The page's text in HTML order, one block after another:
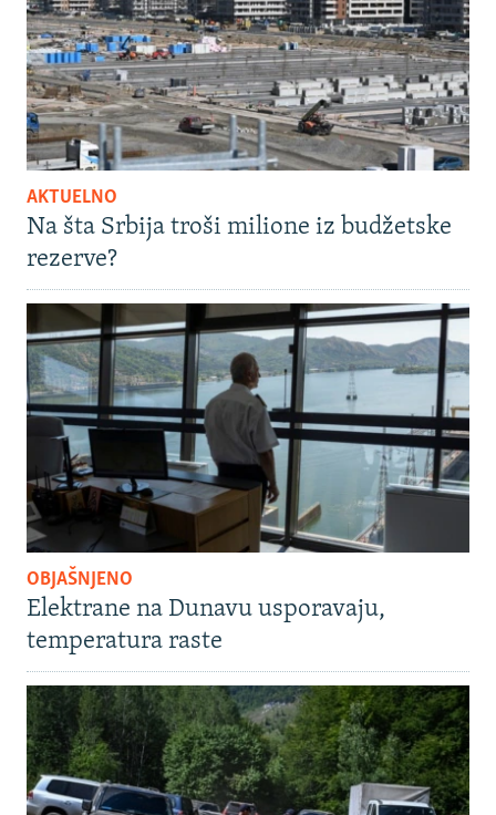
AKTUELNO
Na šta Srbija troši milione iz budžetske
rezerve?
OBJAŠNJENO
Elektrane na Dunavu usporavaju,
temperatura raste